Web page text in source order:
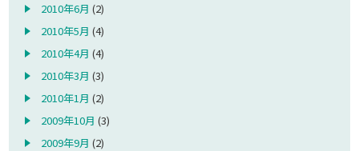
2010年6月 (2)
2010年5月 (4)
2010年4月 (4)
2010年3月 (3)
2010年1月 (2)
2009年10月 (3)
2009年9月 (2)